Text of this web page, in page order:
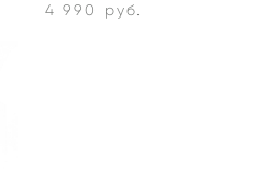
4 990 pуб.